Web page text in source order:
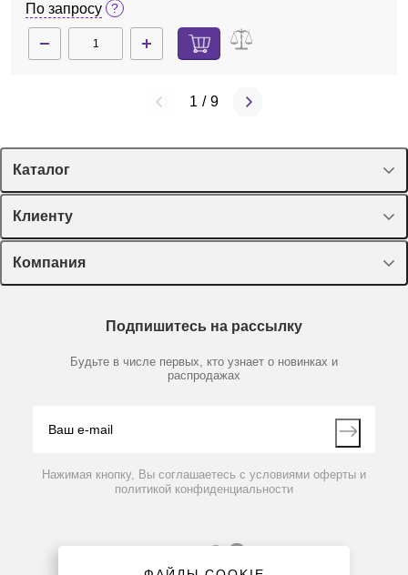
По запросу
1 / 9
Каталог
Спецпредложения
Оборудование, приборы
Пластик, стекло, принадлежности
Химические реактивы, препараты, наборы
Производители
Клиенту
Лекторий Диаэм
Доставка и оплата
Мобильное приложение
Компания
Партнеры
Контакты
Подпишитесь на рассылку
Будьте в числе первых, кто узнает о новинках и
распродажах
Нажимая кнопку, Вы соглашаетесь с условиями оферты и
политикой конфиденциальности